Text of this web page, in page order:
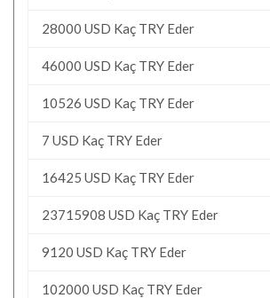
28000 USD Kaç TRY Eder
46000 USD Kaç TRY Eder
10526 USD Kaç TRY Eder
7 USD Kaç TRY Eder
16425 USD Kaç TRY Eder
23715908 USD Kaç TRY Eder
9120 USD Kaç TRY Eder
102000 USD Kaç TRY Eder